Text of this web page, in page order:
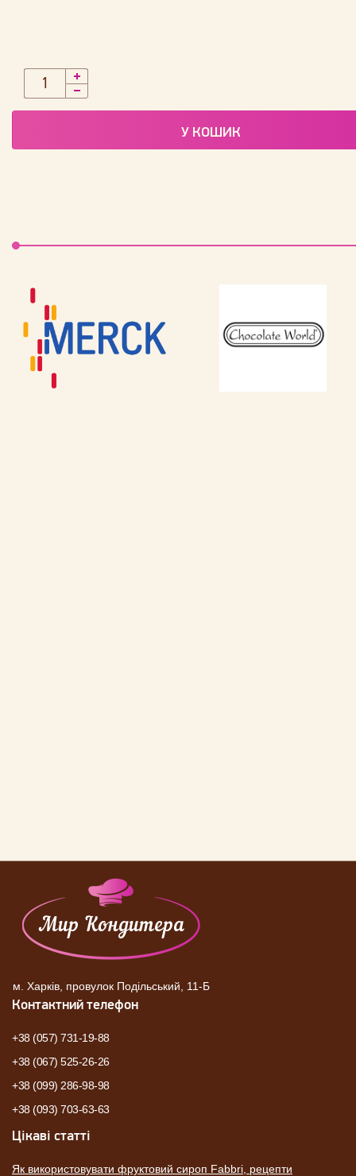
У КОШИК
м. Харків, провулок Подільський, 11-Б
Контактний телефон
+38 (057) 731-19-88
+38 (067) 525-26-26
+38 (099) 286-98-98
+38 (093) 703-63-63
Цікаві статті
Як використовувати фруктовий сироп Fabbri, рецепти